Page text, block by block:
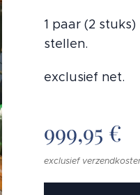
1 paar (2
stellen.
exclusief net.
999,95 €
exclusief